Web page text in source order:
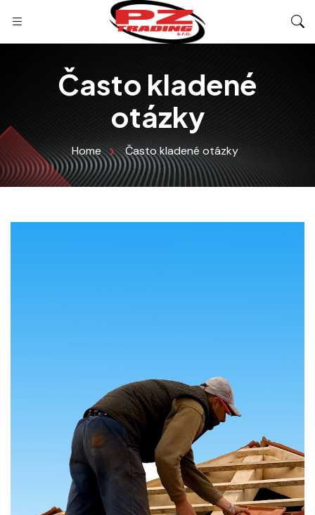
Často kladené
otázky
Home Často kladené otázky